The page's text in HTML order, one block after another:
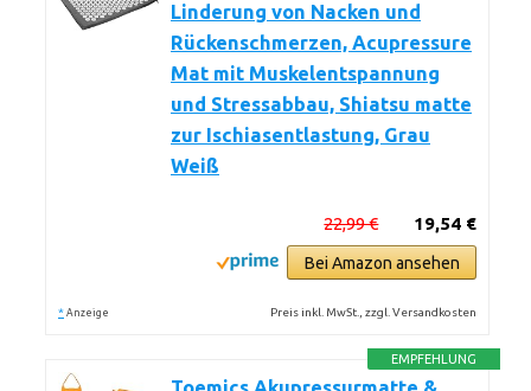
Linderung von Nacken und
Rückenschmerzen, Acupressure
Mat mit Muskelentspannung
und Stressabbau, Shiatsu matte
zur Ischiasentlastung, Grau
Weiß
19,54 €
22,99 €
Bei Amazon ansehen
* Anzeige Preis inkl. MwSt., zzgl. Versandkosten
EMPFEHLUNG